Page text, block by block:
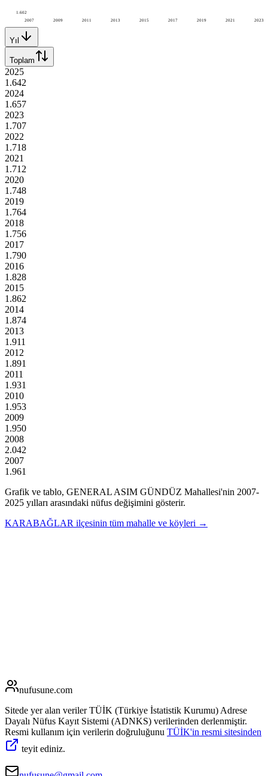
2007 2009 2011 2013 2015 2017 2019 2021 2023
1.602
Yıl
Toplam
2025
1.642
2024
1.657
2023
1.707
2022
1.718
2021
1.712
2020
1.748
2019
1.764
2018
1.756
2017
1.790
2016
1.828
2015
1.862
2014
1.874
2013
1.911
2012
1.891
2011
1.931
2010
1.953
2009
1.950
2008
2.042
2007
1.961
Grafik ve tablo, GENERAL ASIM GÜNDÜZ Mahallesi'nin 2007-
2025 yılları arasındaki nüfus değişimini gösterir.
KARABAĞLAR ilçesinin tüm mahalle ve köyleri →
nufusune.com
Sitede yer alan veriler TÜİK (Türkiye İstatistik Kurumu) Adrese
Dayalı Nüfus Kayıt Sistemi (ADNKS) verilerinden derlenmiştir.
Resmi kullanım için verilerin doğruluğunu TÜİK'in resmi sitesinden
teyit ediniz.